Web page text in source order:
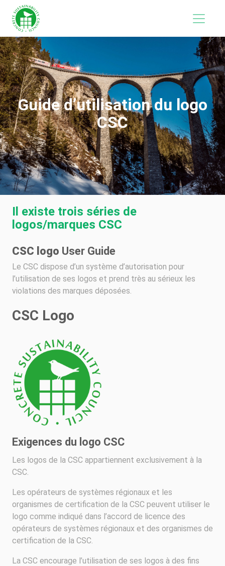
Guide d’utilisation du logo
CSC
Il existe trois séries de
logos/marques CSC
CSC logo User Guide
Le CSC dispose d’un système d’autorisation pour
l’utilisation de ses logos et prend très au sérieux les
violations des marques déposées.
CSC Logo
Exigences du logo CSC
Les logos de la CSC appartiennent exclusivement à la
CSC.
Les opérateurs de systèmes régionaux et les
organismes de certification de la CSC peuvent utiliser le
logo comme indiqué dans l’accord de licence des
opérateurs de systèmes régionaux et des organismes de
certification de la CSC.
La CSC encourage l’utilisation de ses logos à des fins